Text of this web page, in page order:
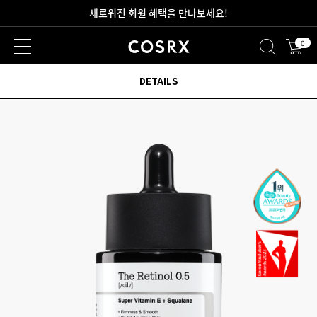
2만원 이상 무료 배송
새로워진 회원 혜택을 만나보세요! 0
DETAILS